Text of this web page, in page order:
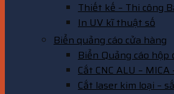
Thiết kế – Thi công
In UV kĩ thuật số
Biển quảng cáo cửa hàng
Biển Quảng cáo hộp
Cắt CNC ALU – MICA
Cắt laser kim loại –